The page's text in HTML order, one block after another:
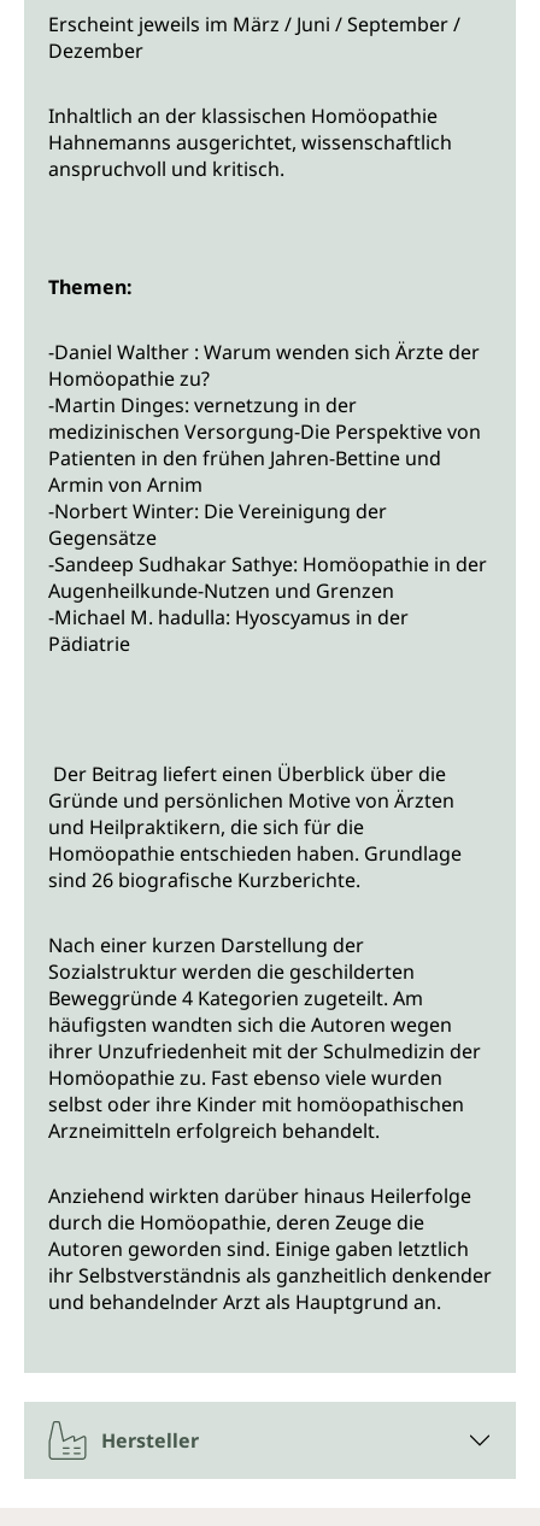
Erscheint jeweils im März / Juni / September /
Dezember
Inhaltlich an der klassischen Homöopathie
Hahnemanns ausgerichtet, wissenschaftlich
anspruchvoll und kritisch.
Themen:
-Daniel Walther : Warum wenden sich Ärzte der
Homöopathie zu?
-Martin Dinges: vernetzung in der
medizinischen Versorgung-Die Perspektive von
Patienten in den frühen Jahren-Bettine und
Armin von Arnim
-Norbert Winter: Die Vereinigung der
Gegensätze
-Sandeep Sudhakar Sathye: Homöopathie in der
Augenheilkunde-Nutzen und Grenzen
-Michael M. hadulla: Hyoscyamus in der
Pädiatrie
Der Beitrag liefert einen Überblick über die
Gründe und persönlichen Motive von Ärzten
und Heilpraktikern, die sich für die
Homöopathie entschieden haben. Grundlage
sind 26 biografische Kurzberichte.
Nach einer kurzen Darstellung der
Sozialstruktur werden die geschilderten
Beweggründe 4 Kategorien zugeteilt. Am
häufigsten wandten sich die Autoren wegen
ihrer Unzufriedenheit mit der Schulmedizin der
Homöopathie zu. Fast ebenso viele wurden
selbst oder ihre Kinder mit homöopathischen
Arzneimitteln erfolgreich behandelt.
Anziehend wirkten darüber hinaus Heilerfolge
durch die Homöopathie, deren Zeuge die
Autoren geworden sind. Einige gaben letztlich
ihr Selbstverständnis als ganzheitlich denkender
und behandelnder Arzt als Hauptgrund an.
Hersteller